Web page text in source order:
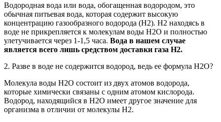
Водородная вода или вода, обогащенная водородом, это
обычная питьевая вода, которая содержит высокую
концентрацию газообразного водорода (H2). Н2 находясь в
воде не прикрепляется к молекулам воды Н2О и полностью
улетучивается через 1-1,5 часа. Вода в нашем случае
является всего лишь средством доставки газа Н2.
2. Разве в воде не содержится водород, ведь ее формула Н2О?
Молекула воды Н2О состоит из двух атомов водорода,
которые химически связаны с одним атомом кислорода.
Водород, находящийся в Н2О имеет другое значение для
организма в отличии от молекулы Н2.